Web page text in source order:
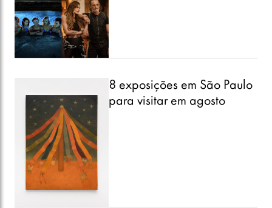
8 exposições em São Paulo
para visitar em agosto